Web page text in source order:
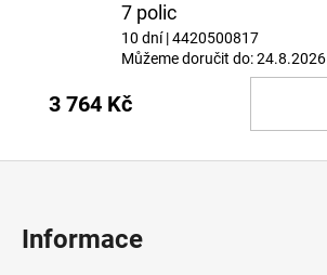
7 polic
10 dní| 4420500817
Můžeme doručit do:24.8.2026
3 764 Kč
Informace